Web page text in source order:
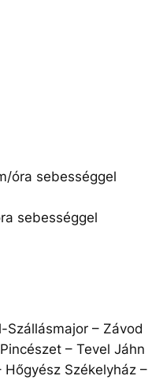
óra sebességgel
sebességgel
Szállásmajor – Závod
– Tevel Jáhn
Székelyház –